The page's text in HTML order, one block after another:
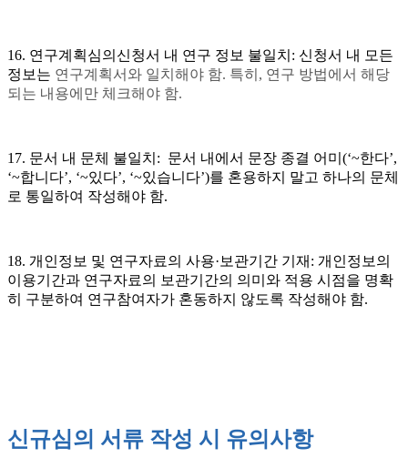
16. 연구계획심의신청서 내 연구 정보 불일치: 신청서 내 모든
정보는 연구계획서와 일치해야 함. 특히, 연구 방법에서 해당
되는 내용에만 체크해야 함.
17. 문서 내 문체 불일치: 문서 내에서 문장 종결 어미(‘~한다’,
‘~합니다’, ‘~있다’, ‘~있습니다’)를 혼용하지 말고 하나의 문체
로 통일하여 작성해야 함.
18. 개인정보 및 연구자료의 사용·보관기간 기재: 개인정보의
이용기간과 연구자료의 보관기간의 의미와 적용 시점을 명확
히 구분하여 연구참여자가 혼동하지 않도록 작성해야 함.
신규심의 서류 작성 시 유의사항